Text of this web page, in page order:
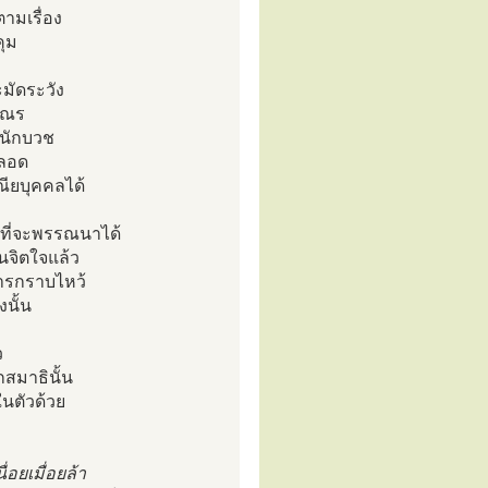
มเรื่อง
ม
ดระวัง
ณร
กบวช
อด
ยบุคคลได้
จะพรรณนาได้
จิตใจแล้ว
กราบไหว้
นั้น
สมาธินั้น
ตัวด้วย
ยเมื่อยล้า